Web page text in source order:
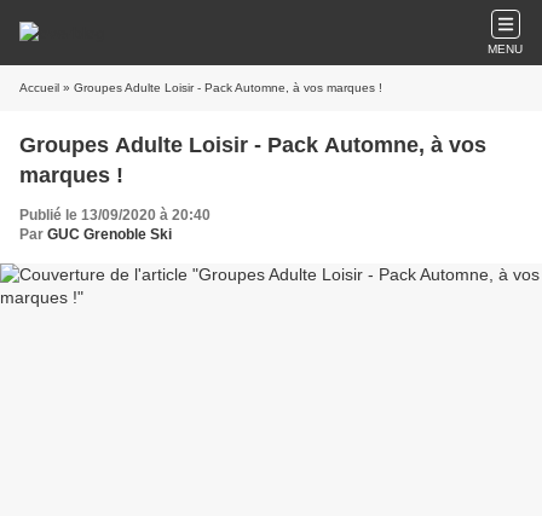
MENU
Accueil » Groupes Adulte Loisir - Pack Automne, à vos marques !
Groupes Adulte Loisir - Pack Automne, à vos
marques !
Publié le 13/09/2020 à 20:40
Par GUC Grenoble Ski